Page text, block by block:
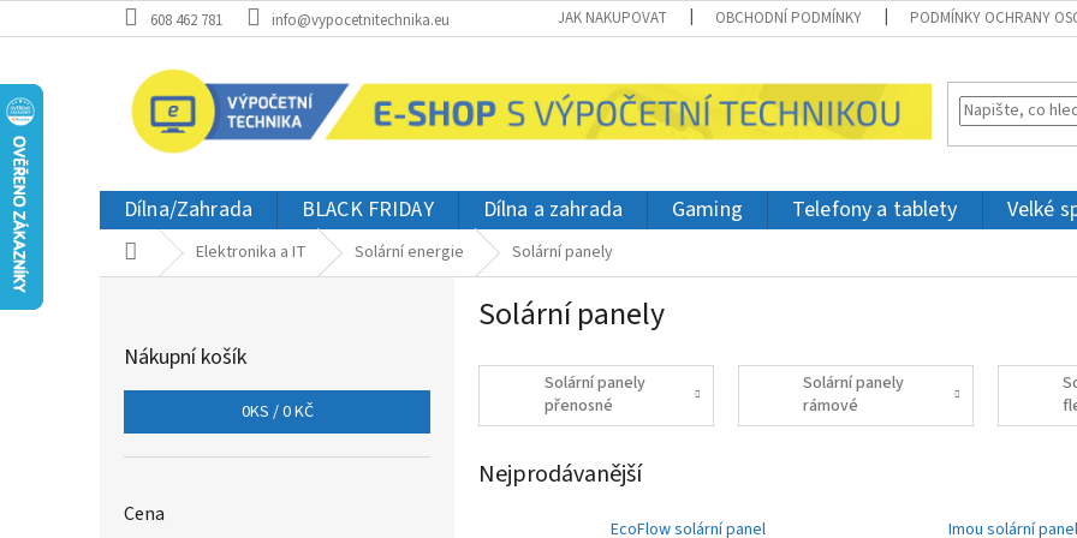
na
608 462 781 info@vypocetnitechnika.eu JAK NAKUPOVAT OBCHODNÍ PODMÍNKY PODMÍNKY OCHRANY
Dílna/Zahrada BLACK FRIDAY Dílna a zahrada Gaming Telefony a tablety Velké
Domů Elektronika a IT Solární energie Solární panely
Nákupní košík
0KS /0 KČ
Cena
Solární panely
Solární panely
přenosné
Solární panely
rámové
Nejprodávanější
EcoFlow solární panel
Imou solární panel